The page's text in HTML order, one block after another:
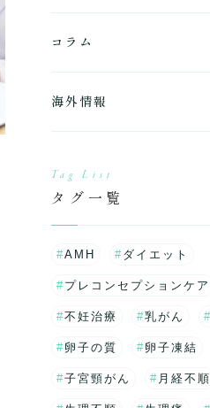
コラム
海外情報
Tag List
タグ一覧
AMH ダイエット
プレコンセプションケア
不妊治療 乳がん
卵子の質 卵子凍結
子宮頸がん 月経不順